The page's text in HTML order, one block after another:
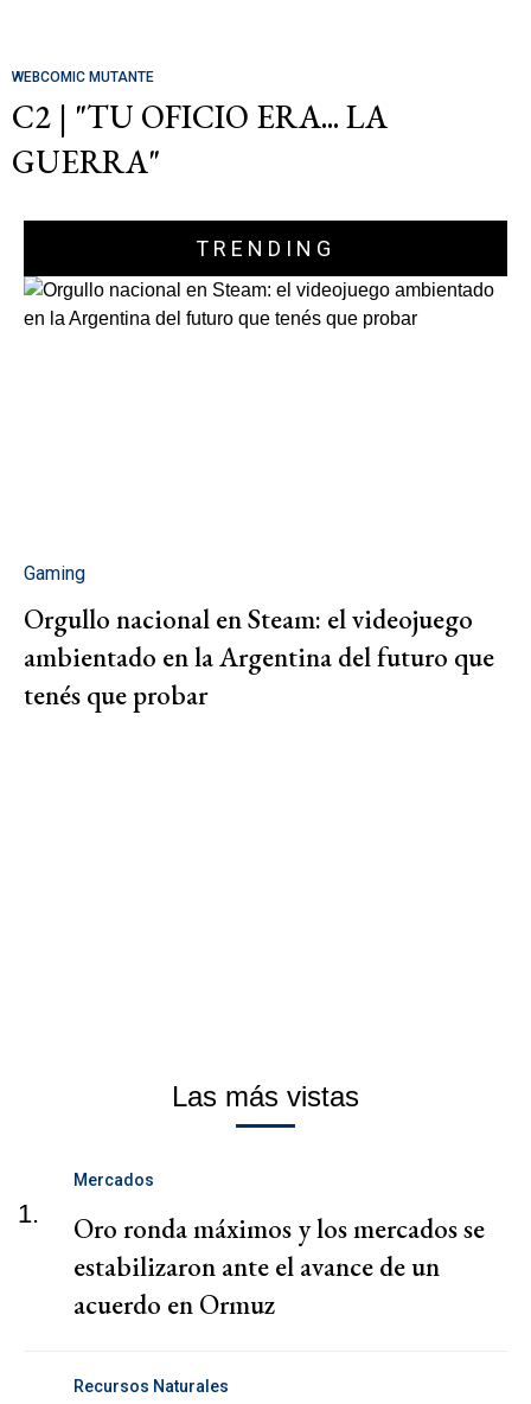
WEBCOMIC MUTANTE
C2 | "TU OFICIO ERA... LA
GUERRA"
TRENDING
Gaming
Orgullo nacional en Steam: el videojuego
ambientado en la Argentina del futuro que
tenés que probar
Las más vistas
1.
Mercados
Oro ronda máximos y los mercados se
estabilizaron ante el avance de un
acuerdo en Ormuz
Recursos Naturales